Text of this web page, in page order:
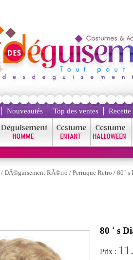
Nouveautés Top des ventes
/ DÃ©guisement RÃ©tro / Perruque Retro / 80 ' s
80 ' s
Prix :